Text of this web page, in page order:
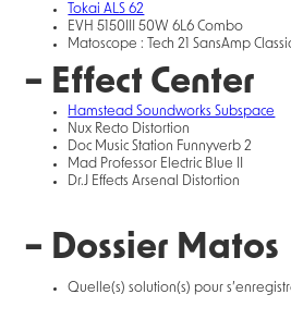
Tokai ALS 62
EVH 5150III 50W 6L6 Combo
Matoscope : Tech 21 SansAmp
– Effect Center
Hamstead Soundworks Subspace
Nux Recto Distortion
Doc Music Station Funnyverb 2
Mad Professor Electric Blue II
Dr.J Effects Arsenal Distortion
– Dossier Matos
Quelle(s) solution(s) pour